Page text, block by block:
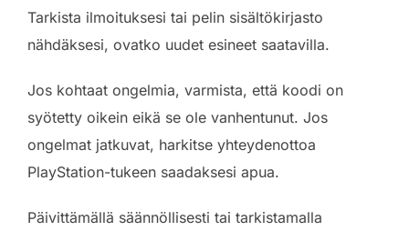
Tarkista ilmoituksesi tai pelin sisältökirjasto
nähdäksesi, ovatko uudet esineet saatavilla.
Jos kohtaat ongelmia, varmista, että koodi on
syötetty oikein eikä se ole vanhentunut. Jos
ongelmat jatkuvat, harkitse yhteydenottoa
PlayStation-tukeen saadaksesi apua.
Päivittämällä säännöllisesti tai tarkistamalla